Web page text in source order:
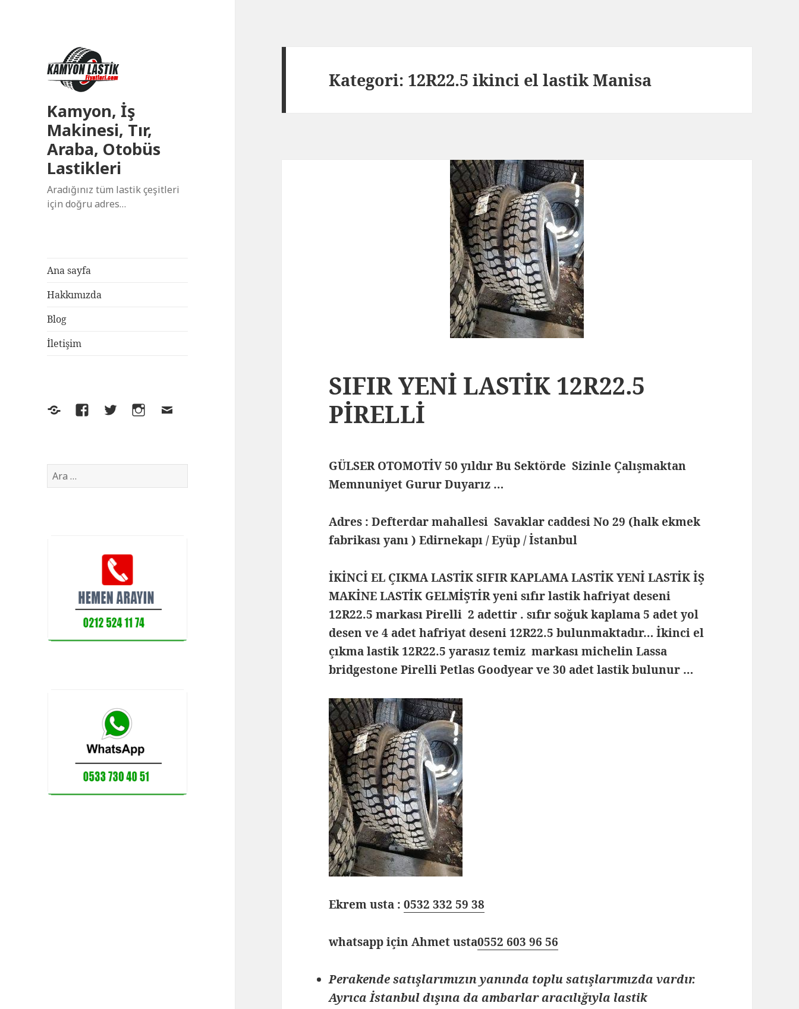
Kamyon, İş
Makinesi, Tır,
Araba, Otobüs
Lastikleri
Aradığınız tüm lastik çeşitleri
için doğru adres…
Ana sayfa
Hakkımızda
Blog
İletişim
Yelp FacebookTwitterInstagram
E-
Arama:
Kategori: 12R22.5 ikinci el lastik Manisa
SIFIR YENİ LASTİK 12R22.5
PİRELLİ
GÜLSER OTOMOTİV 50 yıldır Bu Sektörde Sizinle Çalışmaktan
Memnuniyet Gurur Duyarız …
Adres : Defterdar mahallesi Savaklar caddesi No 29 (halk ekmek
fabrikası yanı ) Edirnekapı / Eyüp / İstanbul
İKİNCİ EL ÇIKMA LASTİK SIFIR KAPLAMA LASTİK YENİ LASTİK İŞ
MAKİNE LASTİK GELMİŞTİR yeni sıfır lastik hafriyat deseni
12R22.5 markası Pirelli 2 adettir . sıfır soğuk kaplama 5 adet yol
desen ve 4 adet hafriyat deseni 12R22.5 bulunmaktadır… İkinci el
çıkma lastik 12R22.5 yarasız temiz markası michelin Lassa
bridgestone Pirelli Petlas Goodyear ve 30 adet lastik bulunur …
Ekrem usta :0532 332 59 38
whatsapp için Ahmet usta0552 603 96 56
Perakende satışlarımızın yanında toplu satışlarımızda vardır.
Ayrıca İstanbul dışına da ambarlar aracılığıyla lastik